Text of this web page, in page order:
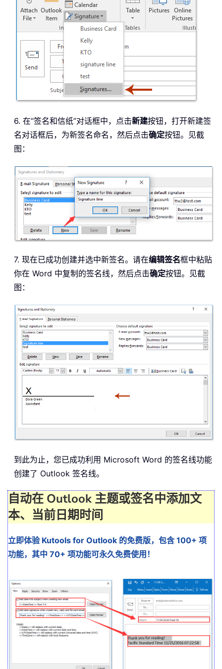
6. 在“签名和信纸”对话框中，点击新建按钮，打开新建签
名对话框后，为新签名命名，然后点击确定按钮。见截
图：
7. 现在已成功创建并选中新签名。请在编辑签名框中粘贴
你在 Word 中复制的签名线，然后点击确定按钮。见截
图：
到此为止，您已成功利用 Microsoft Word 的签名线功能
创建了 Outlook 签名线。
自动在 Outlook 主题或签名中添加文
本、当前日期时间
立即体验 Kutools for Outlook 的免费版，包含 100+ 项
功能，其中 70+ 项功能可永久免费使用！